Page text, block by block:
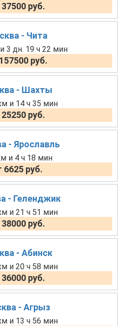
руб.
- Чита
3 дн. 19 ч 22 мин
руб.
- Шахты
и 14 ч 35 мин
руб.
- Ярославль
и 4 ч 18 мин
6625 руб.
- Геленджик
и 21 ч 51 мин
руб.
- Абинск
и 20 ч 58 мин
руб.
- Агрыз
и 13 ч 56 мин